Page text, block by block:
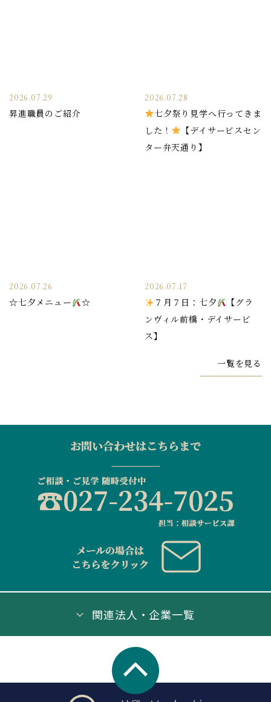
2026.07.29
昇進職員のご紹介
2026.07.28
七夕祭り見学へ行ってきま
した！
【デイサービスセン
ター弁天通り】
2026.07.26
☆七夕メニュー ☆
2026.07.17
７月７日：七夕
【グラ
ンヴィル前橋・デイサービ
ス】
一覧を見る
関連法人・企業一覧